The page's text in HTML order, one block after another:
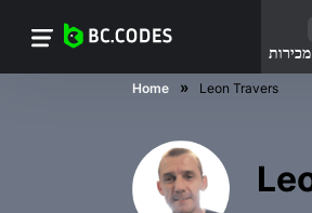
Home Leon Travers